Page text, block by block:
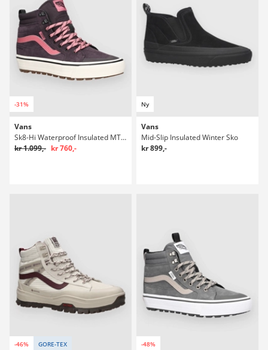
-31%
Vans
Sk8-Hi Waterproof Insulated MTE Winter Sko
kr 1.099,- kr 760,-
Ny
Vans
Mid-Slip Insulated Winter Sko
kr 899,-
-46% GORE-TEX -48%